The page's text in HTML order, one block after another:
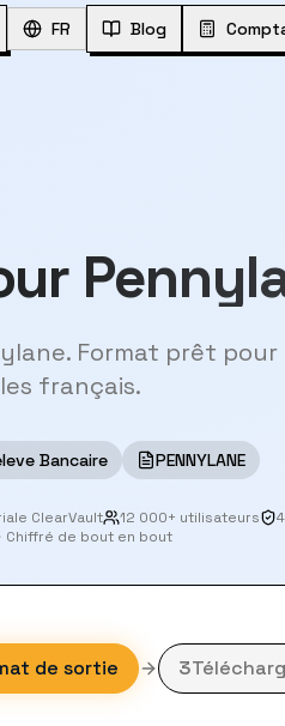
FR Blog
Format prêt
français.
Bancaire PENNYLANE
ClearVault 12 000+ utilisateurs
· Chiffré de bout en bout
de sortie 3